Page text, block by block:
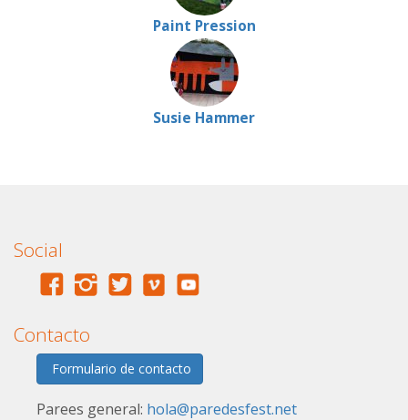
Paint Pression
Susie Hammer
Social
Contacto
Formulario de contacto
Parees general: hola@paredesfest.net